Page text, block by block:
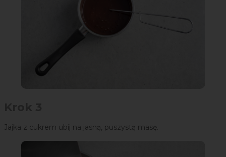
Jajka z cukrem ubij na jasną, puszystą masę.